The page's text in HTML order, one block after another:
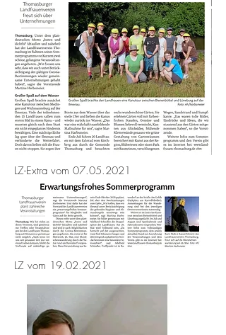
LZ-Extra vom 07.05.2021
LZ vom 19.02.2021